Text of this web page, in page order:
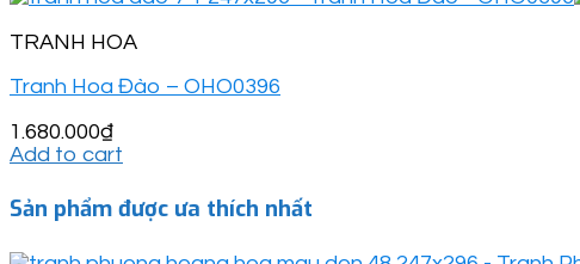
TRANH HOA
Tranh Hoa Đào – OHO0396
1.680.000₫
Add to cart
Sản phẩm được ưa thích nhất